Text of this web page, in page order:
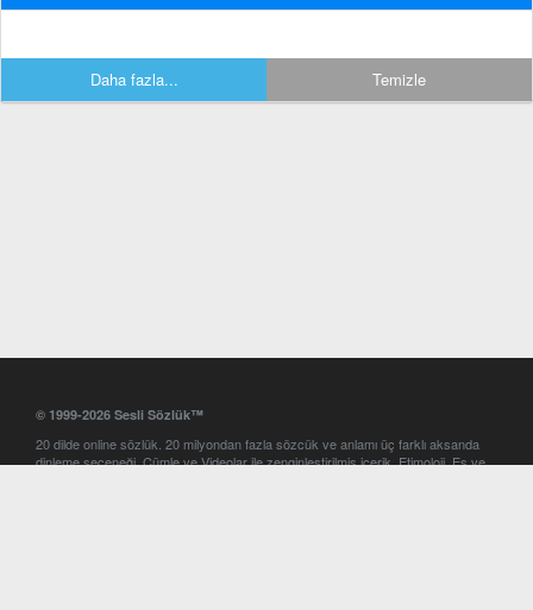
Daha fazla... Temizle
© 1999-2026 Sesli Sözlük™
20 dilde online sözlük. 20 milyondan fazla sözcük ve anlamı üç farklı aksanda
dinleme seçeneği. Cümle ve Videolar ile zenginleştirilmiş içerik. Etimoloji, Eş ve